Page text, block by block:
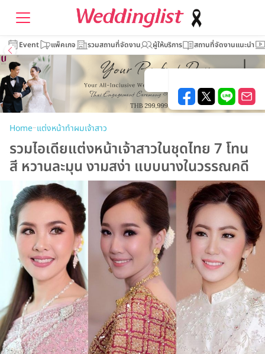
Event แพ็คเกจ รวมสถานที่จัดงาน ผู้ให้บริการ สถานที่จัดงานแนะนำ
Home–แต่งหน้าทำผมเจ้าสาว
รวมไอเดียแต่งหน้าเจ้าสาวในชุดไทย 7 โทน
สี หวานละมุน งามสง่า แบบนางในวรรณคดี